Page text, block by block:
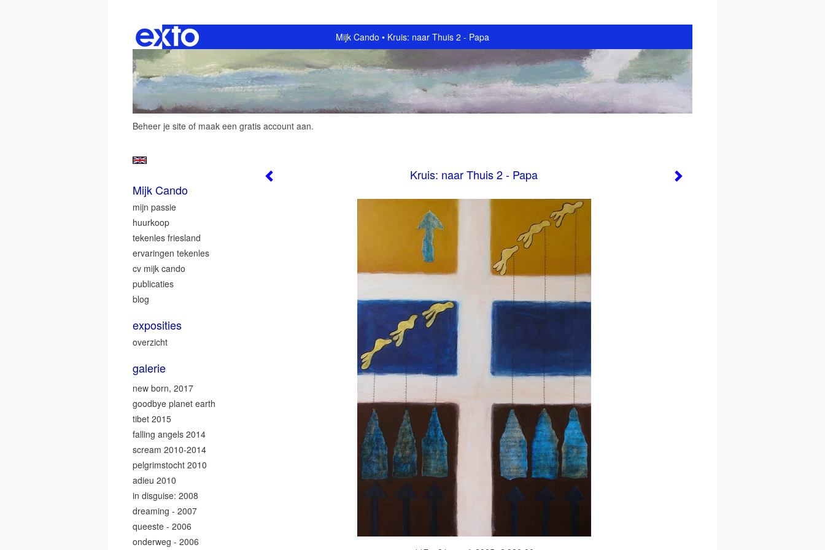
Mijk Cando Kruis: naar Thuis 2 - Papa
Beheer je site of maak een gratis account aan.
Kruis: naar Thuis 2 - Papa
Mijk Cando
mijn passie
huurkoop
tekenles friesland
ervaringen tekenles
cv mijk cando
publicaties
blog
exposities
overzicht
galerie
new born, 2017
goodbye planet earth
tibet 2015
falling angels 2014
scream 2010-2014
pelgrimstocht 2010
adieu 2010
in disguise: 2008
dreaming - 2007
queeste - 2006
onderweg - 2006